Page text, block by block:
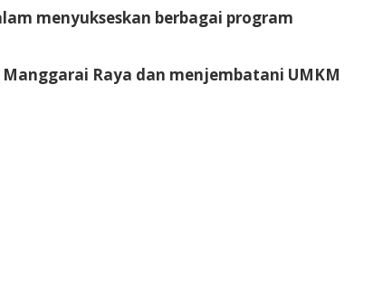
menyukseskan berbagai program
Raya dan menjembatani UMKM